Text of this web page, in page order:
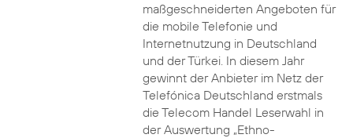
maßgeschneiderten Angeboten für
die mobile Telefonie und
Internetnutzung in Deutschland
und der Türkei. In diesem Jahr
gewinnt der Anbieter im Netz der
Telefónica Deutschland erstmals
die Telecom Handel Leserwahl in
der Auswertung „Ethno-